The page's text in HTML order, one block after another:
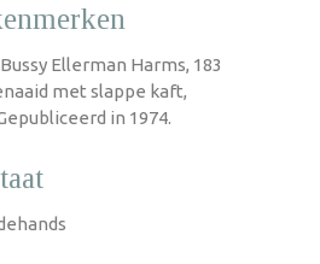
Ellerman Harms, 183
met slappe kaft,
in 1974.